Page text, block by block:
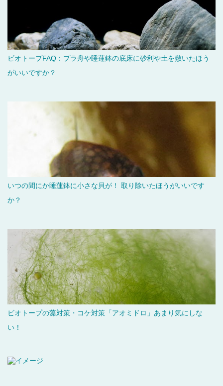
ビオトープFAQ：プラ舟や睡蓮鉢の底床に砂利や土を敷いたほう
がいいですか？
いつの間にか睡蓮鉢に小さな貝が！ 取り除いたほうがいいです
か？
ビオトープの藻対策・コケ対策「アオミドロ」あまり気にしな
い！